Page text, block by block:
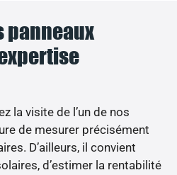
panneaux
la visite de l’un de nos
de mesurer précisément
D’ailleurs, il convient
d’estimer la rentabilité